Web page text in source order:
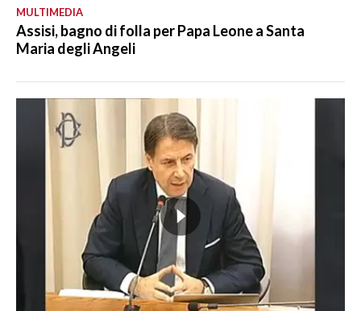
MULTIMEDIA
Assisi, bagno di folla per Papa Leone a Santa
Maria degli Angeli